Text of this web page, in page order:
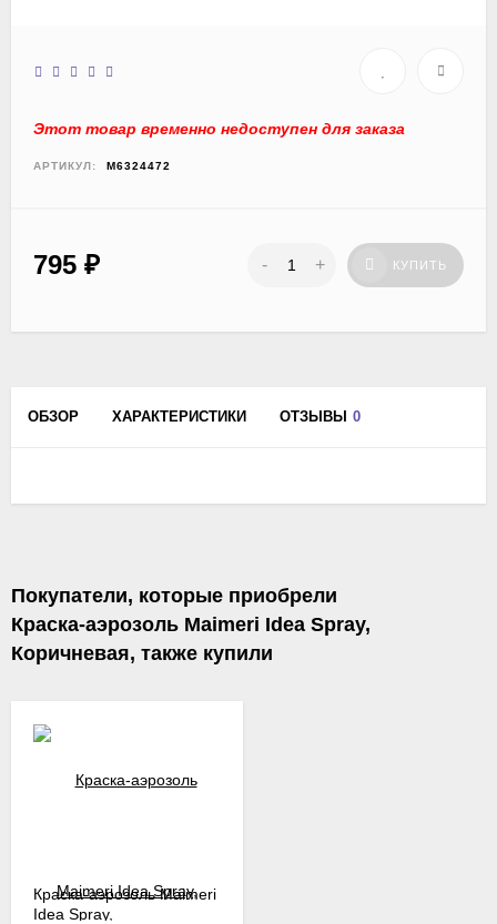
Этот товар временно недоступен для заказа
АРТИКУЛ: M6324472
795 ₽ - + КУПИТЬ
ОБЗОР ХАРАКТЕРИСТИКИ ОТЗЫВЫ 0
Покупатели, которые приобрели
Краска-аэрозоль Maimeri Idea Spray,
Коричневая, также купили
Краска-аэрозоль Maimeri
Idea Spray,